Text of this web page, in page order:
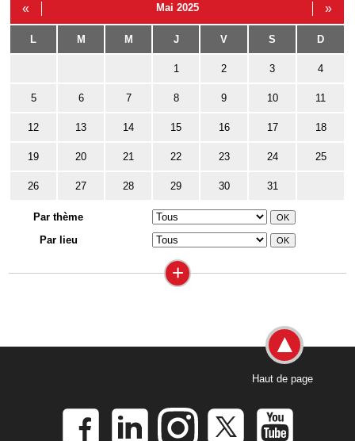
« Mai 2025 »
L M M J V S D
1 2 3 4
5 6 7 8 9 10 11
12 13 14 15 16 17 18
19 20 21 22 23 24 25
26 27 28 29 30 31
Par thème
Par lieu
+
Haut de page